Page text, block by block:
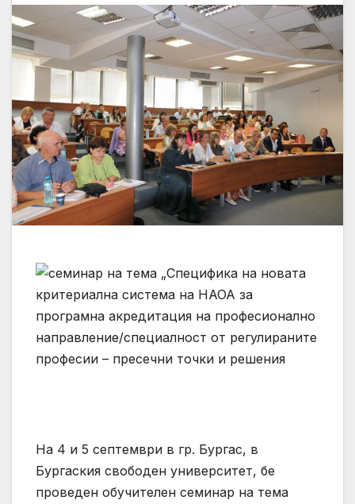
На 4 и 5 септември в гр. Бургас, в
Бургаския свободен университет, бе
проведен обучителен семинар на тема